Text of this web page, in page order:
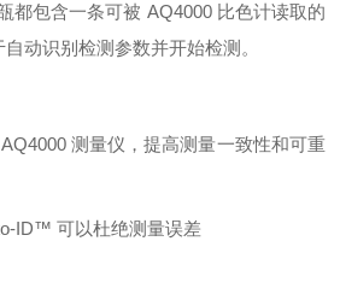
都包含一条可被 AQ4000 比色计读取的
动识别检测参数并开始检测。
测量仪，提高测量一致性和可重
ID™ 可以杜绝测量误差